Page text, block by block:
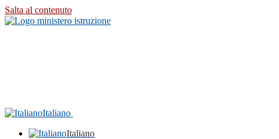
Salta al contenuto
Italiano
Italiano